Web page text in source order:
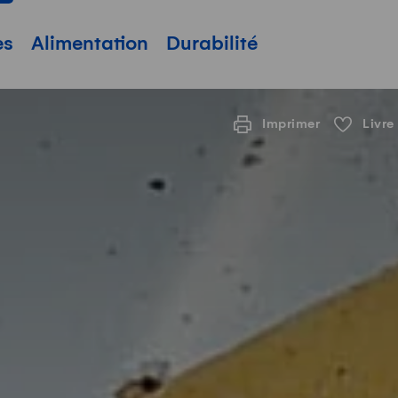
Alimentation Durabilité
Imprimer Livre